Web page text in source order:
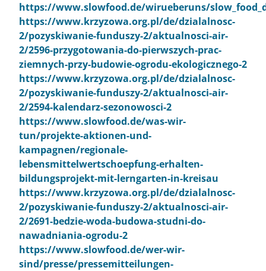
https://www.slowfood.de/wirueberuns/
https://www.krzyzowa.org.pl/de/dzialalnosc-
2/pozyskiwanie-funduszy-2/aktualnosci-air-
2/2596-przygotowania-do-pierwszych-prac-
ziemnych-przy-budowie-ogrodu-ekologicznego-2
https://www.krzyzowa.org.pl/de/dzialalnosc-
2/pozyskiwanie-funduszy-2/aktualnosci-air-
2/2594-kalendarz-sezonowosci-2
https://www.slowfood.de/was-wir-
tun/projekte-aktionen-und-
kampagnen/regionale-
lebensmittelwertschoepfung-erhalten-
bildungsprojekt-mit-lerngarten-in-kreisau
https://www.krzyzowa.org.pl/de/dzialalnosc-
2/pozyskiwanie-funduszy-2/aktualnosci-air-
2/2691-bedzie-woda-budowa-studni-do-
nawadniania-ogrodu-2
https://www.slowfood.de/wer-wir-
sind/presse/pressemitteilungen-